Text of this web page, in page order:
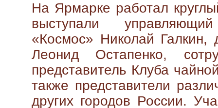
На Ярмарке работал
выступали
«Космос» Николай
Леонид Остапенко,
представитель Клуба
также представители
других городов России.